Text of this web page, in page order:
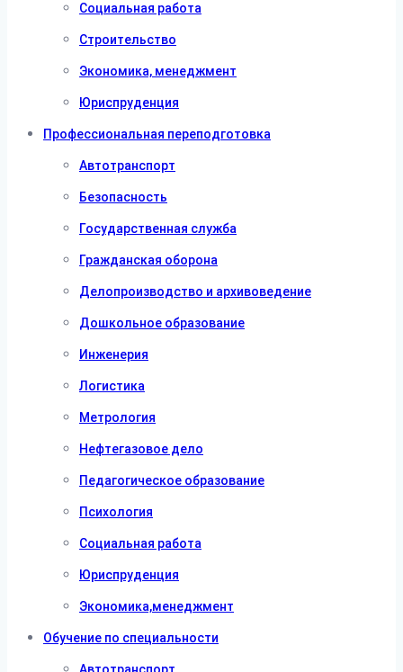
Социальная работа
Строительство
Экономика, менеджмент
Юриспруденция
Профессиональная переподготовка
Автотранспорт
Безопасность
Государственная служба
Гражданская оборона
Делопроизводство и архивоведение
Дошкольное образование
Инженерия
Логистика
Метрология
Нефтегазовое дело
Педагогическое образование
Психология
Социальная работа
Юриспруденция
Экономика,менеджмент
Обучение по специальности